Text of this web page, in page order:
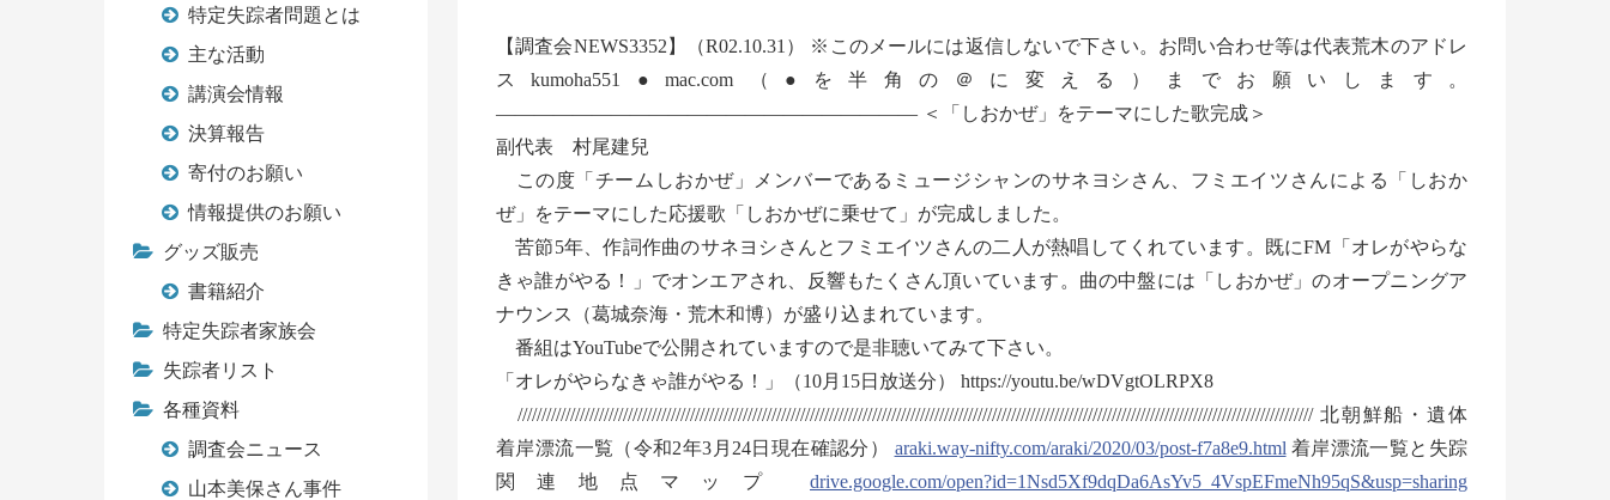
【調査会NEWS3352】（R02.10.31） ※このメールには返信しないで下さい。お問い合わせ等は代表荒木のアドレ
スkumoha551●mac.com（●を半角の＠に変える）までお願いします。
―――――――――――――――――――――― ＜「しおかぜ」をテーマにした歌完成＞
副代表 村尾建兒
この度「チームしおかぜ」メンバーであるミュージシャンのサネヨシさん、フミエイツさんによる「しおか
ぜ」をテーマにした応援歌「しおかぜに乗せて」が完成しました。
苦節5年、作詞作曲のサネヨシさんとフミエイツさんの二人が熱唱してくれています。既にFM「オレがやらな
きゃ誰がやる！」でオンエアされ、反響もたくさん頂いています。曲の中盤には「しおかぜ」のオープニングア
ナウンス（葛城奈海・荒木和博）が盛り込まれています。
番組はYouTubeで公開されていますので是非聴いてみて下さい。
「オレがやらなきゃ誰がやる！」（10月15日放送分） https://youtu.be/wDVgtOLRPX8
////////////////////////////////////////////////////////////////////////////////////////////////////////////////////////////////////////////////////////////////////// 北朝鮮船・遺体
着岸漂流一覧（令和2年3月24日現在確認分） araki.way-nifty.com/araki/2020/03/post-f7a8e9.html 着岸漂流一覧と失踪
関連地点マップ drive.google.com/open?id=1Nsd5Xf9dqDa6AsYv5_4VspEFmeNh95qS&usp=sharing
特定失踪者問題とは
主な活動
講演会情報
決算報告
寄付のお願い
情報提供のお願い
グッズ販売
書籍紹介
特定失踪者家族会
失踪者リスト
各種資料
調査会ニュース
山本美保さん事件